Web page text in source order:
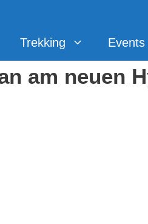
Trekking Events
am neuen